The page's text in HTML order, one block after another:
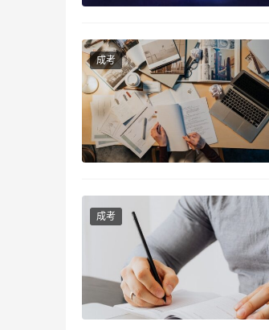
成考
成考